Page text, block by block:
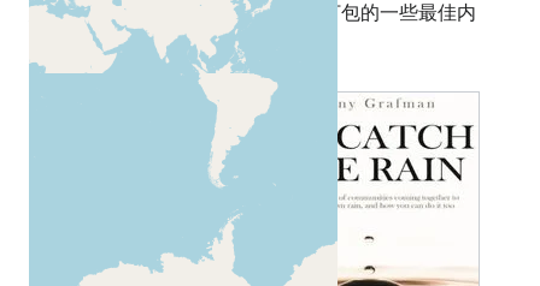
您还可以阅读Appropedia上精选和打包的一些最佳内